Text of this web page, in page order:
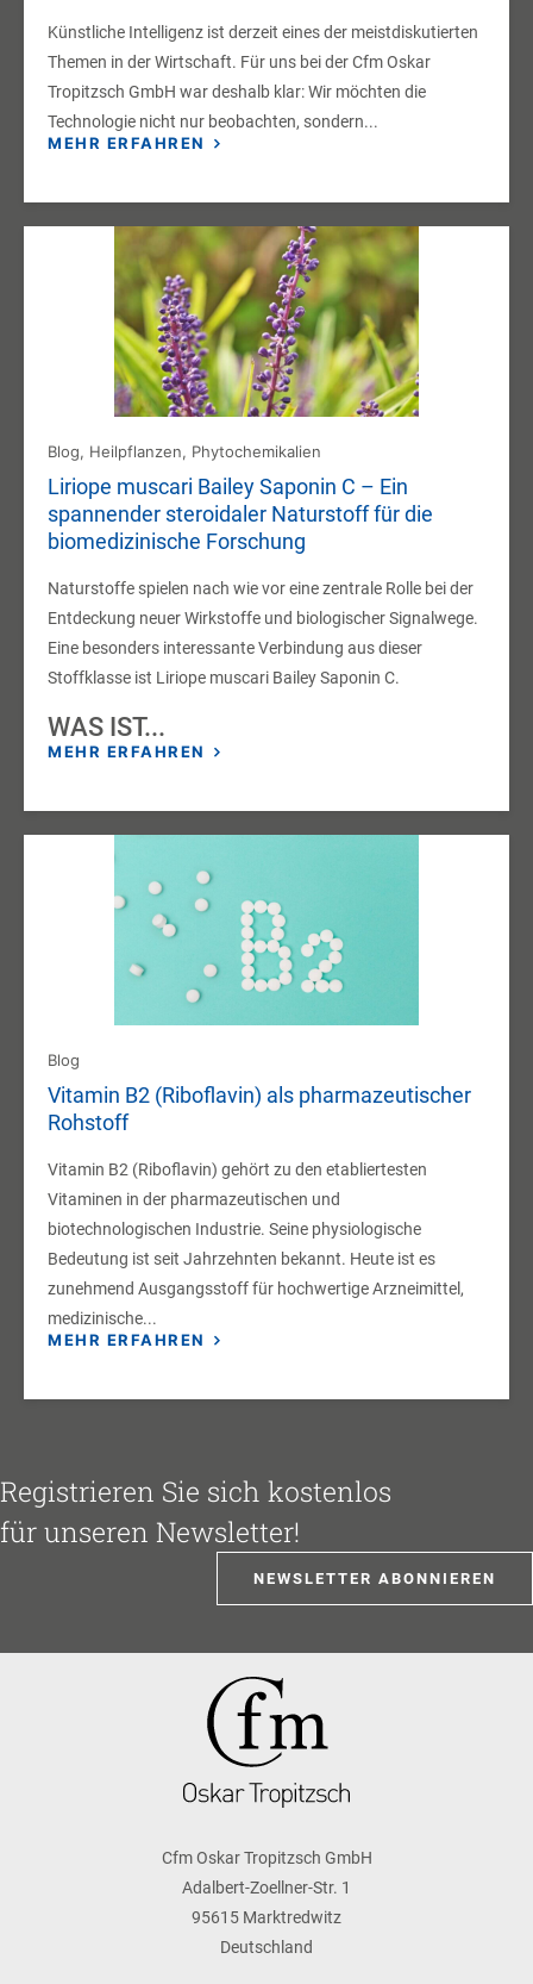
Künstliche Intelligenz ist derzeit eines der meistdiskutierten
Themen in der Wirtschaft. Für uns bei der Cfm Oskar
Tropitzsch GmbH war deshalb klar: Wir möchten die
Technologie nicht nur beobachten, sondern...
MEHR ERFAHREN
Blog, Heilpflanzen, Phytochemikalien
Liriope muscari Bailey Saponin C – Ein
spannender steroidaler Naturstoff für die
biomedizinische Forschung
Naturstoffe spielen nach wie vor eine zentrale Rolle bei der
Entdeckung neuer Wirkstoffe und biologischer Signalwege.
Eine besonders interessante Verbindung aus dieser
Stoffklasse ist Liriope muscari Bailey Saponin C.
WAS IST...
MEHR ERFAHREN
Blog
Vitamin B2 (Riboflavin) als pharmazeutischer
Rohstoff
Vitamin B2 (Riboflavin) gehört zu den etabliertesten
Vitaminen in der pharmazeutischen und
biotechnologischen Industrie. Seine physiologische
Bedeutung ist seit Jahrzehnten bekannt. Heute ist es
zunehmend Ausgangsstoff für hochwertige Arzneimittel,
medizinische...
MEHR ERFAHREN
Registrieren Sie sich kostenlos
für unseren Newsletter!
NEWSLETTER ABONNIEREN
Cfm Oskar Tropitzsch GmbH
Adalbert-Zoellner-Str. 1
95615 Marktredwitz
Deutschland